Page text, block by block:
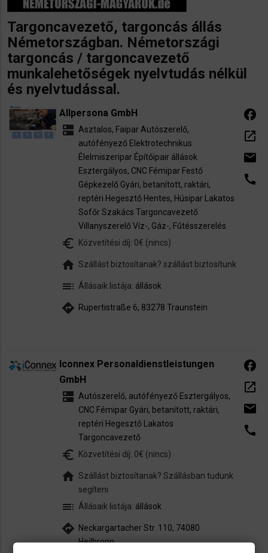
Targoncavezető, targoncás állás
Németországban. Németországi
targoncás / targoncavezető
munkalehetőségek nyelvtudás nélkül
és nyelvtudással.
Allpersona GmbH
dns Asztalos, Faipar Autószerelő,
autófényező Elektrotechnikus
Élelmiszeripar Építőipair állások
Esztergályos, CNC Fémipar Festő
Gépkezelő Gyári, betanított, raktári,
reptéri Hegesztő Hentes, Húsipar
Lakatos
SofőrSzakács Targoncavezető
VillanyszerelőVíz-, Gáz-, Fűtésszerelés
euro_symbol Közvetítési díj: 0€ (nincs)
home Szállást biztosítanak? szállást biztosítunk
toc Állásaik listája: állások
directions Rupertistraße 6, 83278 Traunstein
facebook
open_in_new
email
call
Iconnex Personaldienstleistungen
GmbH
dns Autószerelő, autófényező Esztergályos,
CNC Fémipar Gyári, betanított, raktári,
reptéri Hegesztő
Lakatos
Targoncavezető
euro_symbol Közvetítési díj: 0€ (nincs)
home Szállást biztosítanak? Szállásban tudunk
segíteni
toc Állásaik listája: állások
directions Neckargartacher Str. 110, 74080
Heilbronn
facebook
open_in_new
email
call